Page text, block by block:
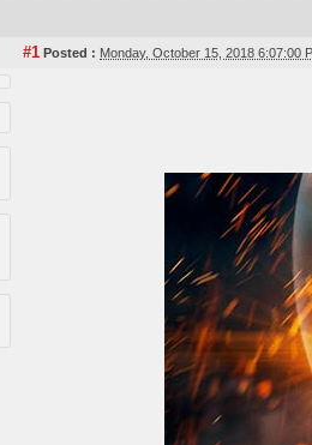
#1 Posted : Monday, October 15, 2018 6:07:00